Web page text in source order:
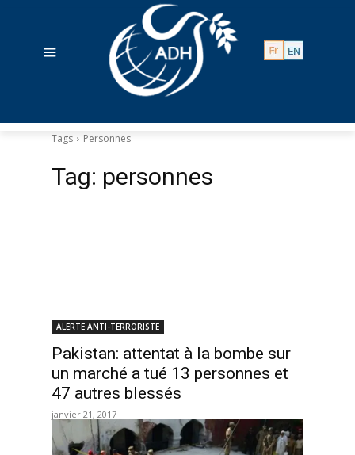
Tags Personnes
Tag: personnes
ALERTE ANTI-TERRORISTE
Pakistan: attentat à la bombe sur
un marché a tué 13 personnes et
47 autres blessés
janvier 21, 2017